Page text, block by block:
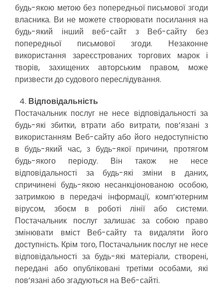
будь-якою метою без попередньої письмової згоди
власника. Ви не можете створювати посилання на
будь-який інший веб-сайт з Веб-сайту без
попередньої письмової згоди. Незаконне
використання зареєстрованих торгових марок і
творів, захищених авторським правом, може
призвести до судового переслідування.
Відповідальність
Постачальник послуг не несе відповідальності за
будь-які збитки, втрати або витрати, пов’язані з
використанням Веб-сайту або його недоступністю
в будь-який час, з будь-якої причини, протягом
будь-якого періоду. Він також не несе
відповідальності за будь-які зміни в даних,
спричинені будь-якою несанкціонованою особою,
затримкою в передачі інформації, комп’ютерним
вірусом, збоєм в роботі лінії або системи.
Постачальник послуг залишає за собою право
змінювати вміст Веб-сайту та видаляти його
доступність. Крім того, Постачальник послуг не несе
відповідальності за будь-які матеріали, створені,
передані або опубліковані третіми особами, які
пов’язані або згадуються на Веб-сайті.